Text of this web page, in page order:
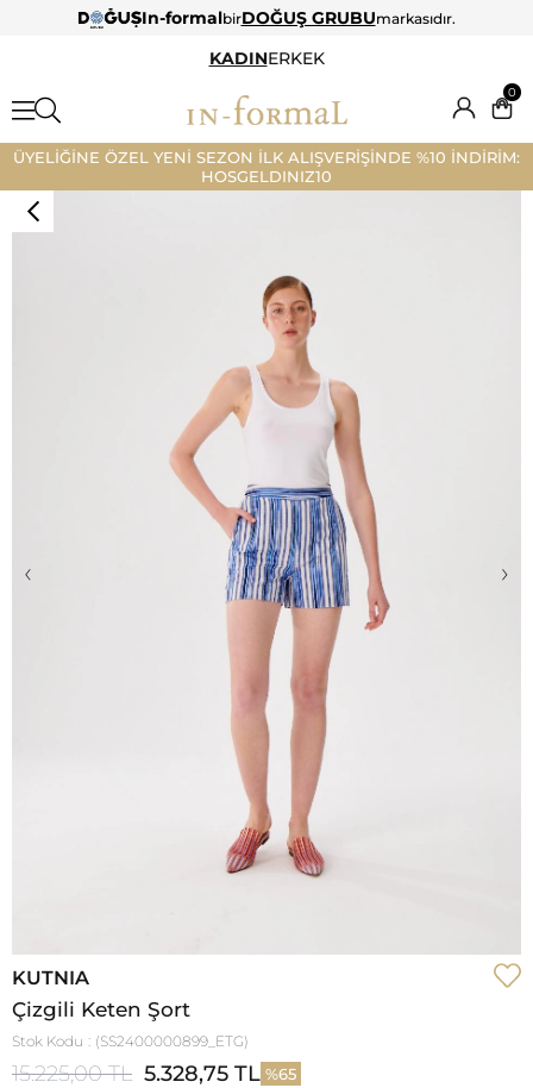
In-formalbirDOĞUŞ GRUBUmarkasıdır.
KADINERKEK
0
ÜYELİĞİNE ÖZEL YENİ SEZON İLK ALIŞVERİŞİNDE %10 İNDİRİM:
HOSGELDINIZ10
‹ ›
KUTNIA
Çizgili Keten Şort
Stok Kodu (SS2400000899_ETG)
15.225,00 TL 5.328,75 TL 65